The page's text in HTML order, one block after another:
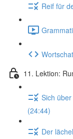
Reif für
11. Lektion:
Sich
(24:44)
Der